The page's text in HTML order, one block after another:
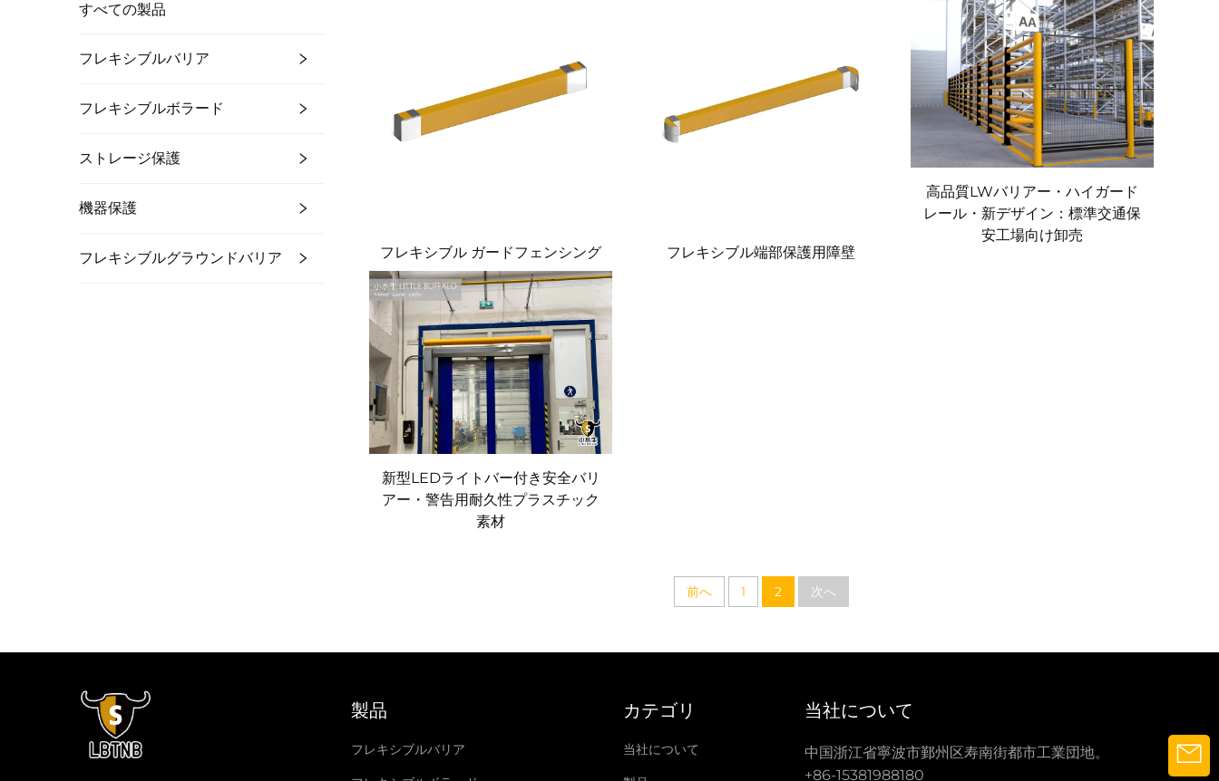
すべての製品
フレキシブルバリア
フレキシブルボラード
ストレージ保護
機器保護
フレキシブルグラウンドバリア フレキシブル ガードフェンシング フレキシブル端部保護用障壁
高品質LWバリアー・ハイガード
レール・新デザイン：標準交通保
安工場向け卸売
新型LEDライトバー付き安全バリ
アー・警告用耐久性プラスチック
素材
前へ 1 2 次へ
製品
フレキシブルバリア
カテゴリ
当社について
当社について
中国浙江省寧波市鄞州区寿南街都市工業団地。
+86-15381988180